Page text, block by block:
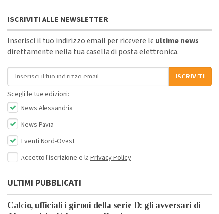
ISCRIVITI ALLE NEWSLETTER
Inserisci il tuo indirizzo email per ricevere le ultime news
direttamente nella tua casella di posta elettronica.
Indirizzo email
ISCRIVITI
Scegli le tue edizioni:
News Alessandria
News Pavia
Eventi Nord-Ovest
Accetto l'iscrizione e la Privacy Policy
ULTIMI PUBBLICATI
Calcio, ufficiali i gironi della serie D: gli avversari di